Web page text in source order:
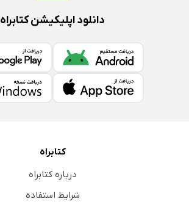
دانلود اپلیکیشن کتابراه
کتابراه
درباره کتابراه
شرایط استفاده